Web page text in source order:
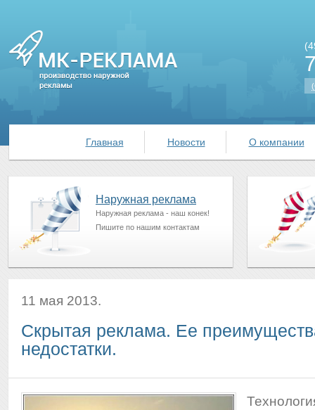
Главная Новости О компании
Наружная реклама
Наружная реклама - наш конек!
Пишите по нашим контактам
11 мая 2013.
Скрытая реклама. Ее
недостатки.